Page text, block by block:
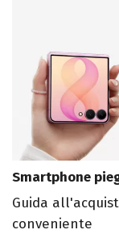
Smartphone
Guida
conveniente